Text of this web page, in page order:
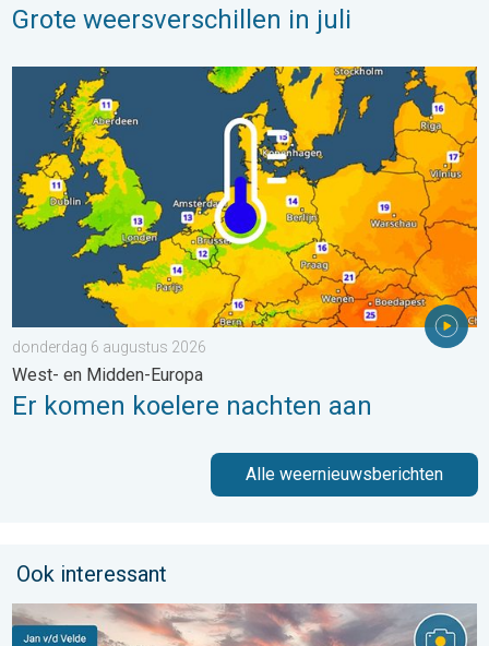
Grote weersverschillen in juli
Er komen koelere nachten aan. West- en Midden-Europa. . .
donderdag 6 augustus 2026
West- en Midden-Europa
Er komen koelere nachten aan
Alle weernieuwsberichten
Ook interessant
Stuur jouw weerfoto van de week!. Weer&Radar uploader. . .